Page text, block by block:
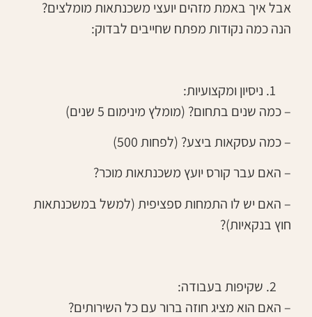
אבל איך באמת מזהים יועצי משכנתאות מומלצים?
הנה כמה נקודות מפתח שחייבים לבדוק:
ניסיון ומקצועיות:
– כמה שנים בתחום? (מומלץ מינימום 5 שנים)
– כמה עסקאות ביצע? (לפחות 500)
– האם עבר קורס יועץ משכנתאות מוכר?
– האם יש לו התמחות ספציפית (למשל במשכנתאות
חוץ בנקאיות)?
שקיפות בעבודה:
– האם הוא מציג חוזה ברור עם כל השירותים?